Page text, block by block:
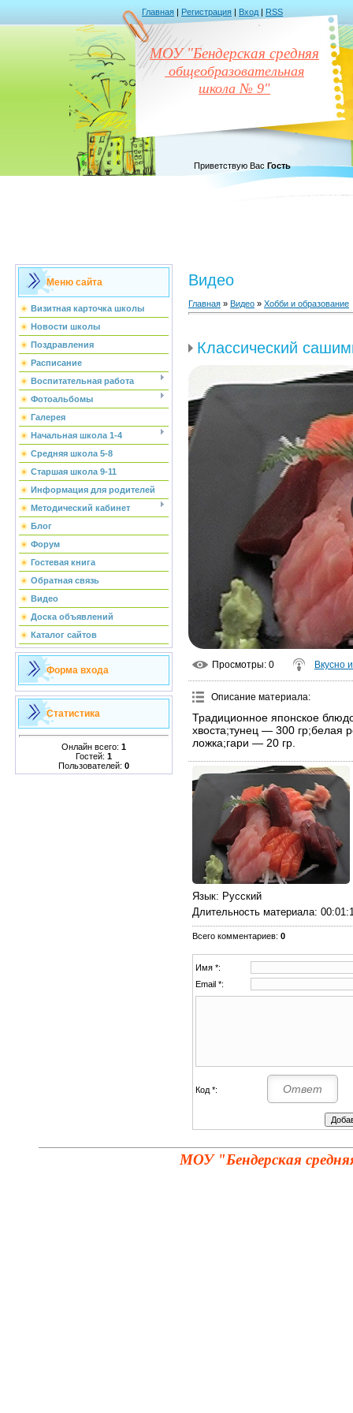
Главная | Регистрация | Вход | RSS
МОУ "Бендерская средняя
общеобразовательная
школа № 9"
Приветствую Вас Гость
Меню сайта
Визитная карточка школы
Новости школы
Поздравления
Расписание
Воспитательная работа
Фотоальбомы
Галерея
Начальная школа 1-4
Средняя школа 5-8
Старшая школа 9-11
Информация для родителей
Методический кабинет
Блог
Форум
Гостевая книга
Обратная связь
Видео
Доска объявлений
Каталог сайтов
Форма входа
Статистика
Онлайн всего: 1
Гостей: 1
Пользователей: 0
Видео
Главная » Видео » Хобби и образование
Классический
Просмотры: 0 Вкусно
Описание материала:
Традиционное японское
хвоста;тунец — 300 гр;белая
ложка;гари — 20 гр.
Язык: Русский
Длительность материала:
Всего комментариев: 0
Имя *:
Email *:
Код *:
МОУ "Бендерская